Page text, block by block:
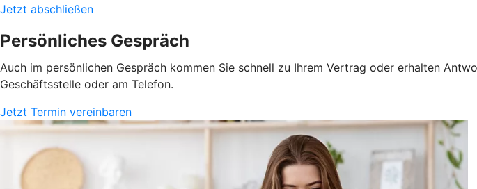
Jetzt abschließen
Persönliches Gespräch
Auch im persönlichen Gespräch kommen Sie schnell zu Ihrem Vertrag oder erhalten
Geschäftsstelle oder am Telefon.
Jetzt Termin vereinbaren